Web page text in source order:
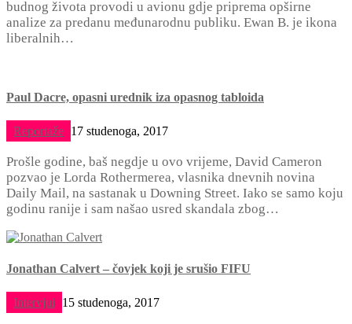
budnog života provodi u avionu gdje priprema opširne
analize za predanu međunarodnu publiku. Ewan B. je ikona
liberalnih…
Paul Dacre, opasni urednik iza opasnog tabloida
Reportaže 17 studenoga, 2017
Prošle godine, baš negdje u ovo vrijeme, David Cameron
pozvao je Lorda Rothermerea, vlasnika dnevnih novina
Daily Mail, na sastanak u Downing Street. Iako se samo koju
godinu ranije i sam našao usred skandala zbog…
Jonathan Calvert – čovjek koji je srušio FIFU
Intervjui 15 studenoga, 2017